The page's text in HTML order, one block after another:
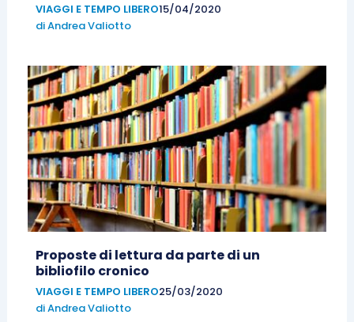
VIAGGI E TEMPO LIBERO15/04/2020
diAndrea Valiotto
Proposte di lettura da parte di un
bibliofilo cronico
VIAGGI E TEMPO LIBERO25/03/2020
diAndrea Valiotto